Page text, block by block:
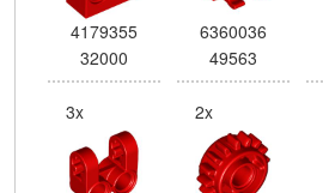
4179355
32000
6360036
49563
3x 2x